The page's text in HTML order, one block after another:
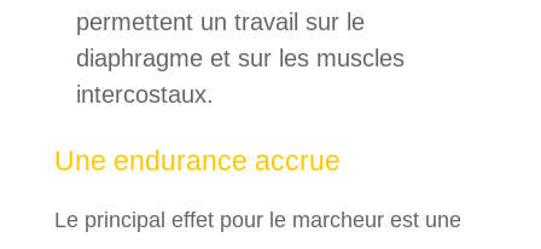
permettent un travail sur le
diaphragme et sur les muscles
intercostaux.
Une endurance accrue
Le principal effet pour le marcheur est une